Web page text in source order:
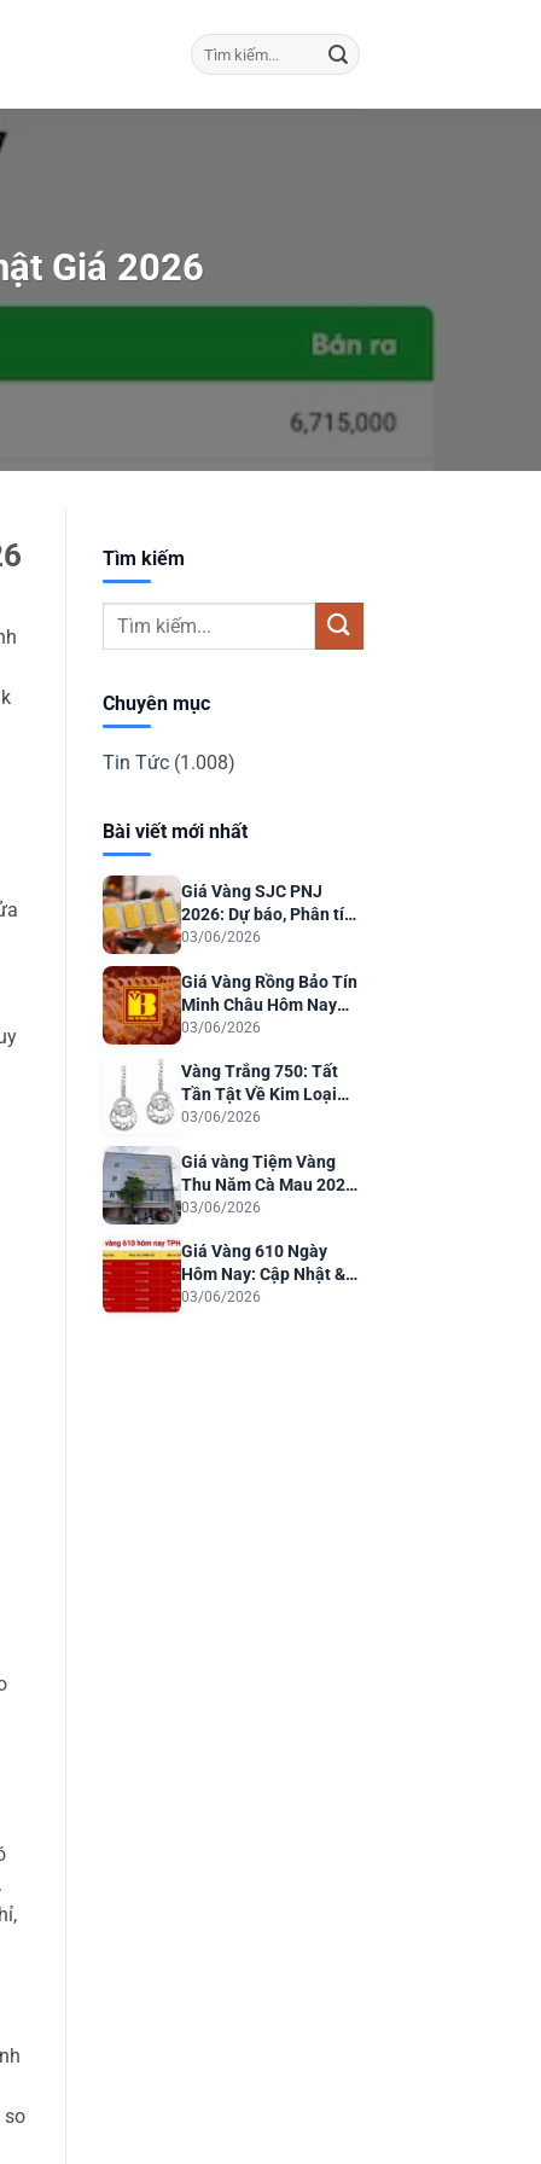
Giá 2026
so
Tìm kiếm
Chuyên mục
Tin Tức(1.008)
Bài viết mới nhất
Giá Vàng SJC PNJ
2026: Dự báo, Phân tích
& Lời khuyên Đầu tư
03/06/2026
Giá Vàng Rồng Bảo Tín
Minh Châu Hôm Nay
2026: Dự Báo & Phân
03/06/2026
Vàng Trắng 750: Tất
Tần Tật Về Kim Loại
Quý Cho Trang Sức
03/06/2026
Giá vàng Tiệm Vàng
Thu Năm Cà Mau 2026:
Cập Nhật & Phân Tích
03/06/2026
Giá Vàng 610 Ngày
Hôm Nay: Cập Nhật &
Dự Báo 2026
03/06/2026